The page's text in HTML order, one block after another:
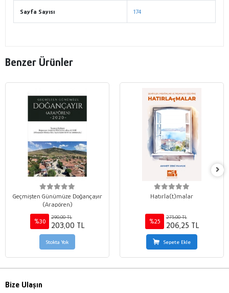
Sayfa Sayısı 174
Benzer Ürünler
Geçmişten Günümüze Doğançayır
(Arapören)
%30
290,00 TL
203,00 TL
Stokta Yok
Hatırla(t)malar
%25
275,00 TL
206,25 TL
Sepete Ekle
Bize Ulaşın